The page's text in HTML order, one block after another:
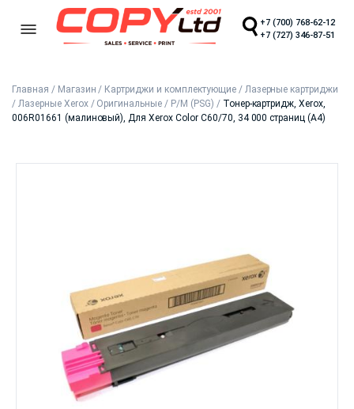
+7 (700) 768-62-12
+7 (727) 346-87-51
Главная / Магазин / Картриджи и комплектующие/ Лазерные картриджи
/ Лазерные Xerox/ Оригинальные / Р/М (PSG) / Тонер-картридж, Xerox,
006R01661 (малиновый), Для Xerox Color C60/70, 34 000 страниц (А4)